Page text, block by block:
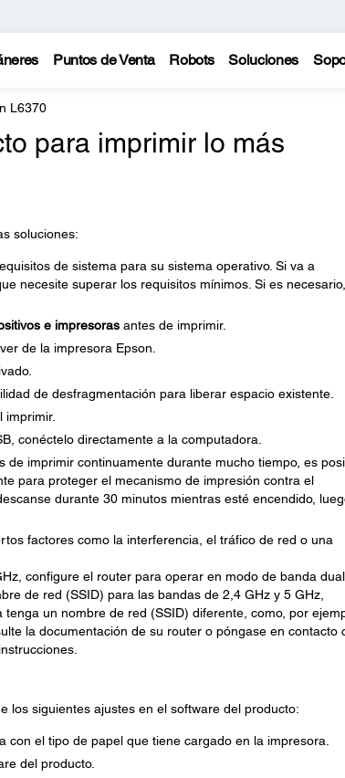
Puntos de Venta Robots Soluciones
L6370
para imprimir lo más
soluciones:
de sistema para su sistema operativo. Si va a
necesite superar los requisitos mínimos. Si es necesario,
e impresorasantes de imprimir.
de la impresora Epson.
de desfragmentación para liberar espacio existente.
imprimir.
conéctelo directamente a la computadora.
imprimir continuamente durante mucho tiempo, es
para proteger el mecanismo de impresión contra el
durante 30 minutos mientras esté encendido,
factores como la interferencia, el tráfico de red o una
configure el router para operar en modo de banda dual
de red (SSID) para las bandas de 2,4 GHz y 5 GHz,
un nombre de red (SSID) diferente, como, por
la documentación de su router o póngase en contacto
los siguientes ajustes en el software del producto:
el tipo de papel que tiene cargado en la impresora.
del producto.